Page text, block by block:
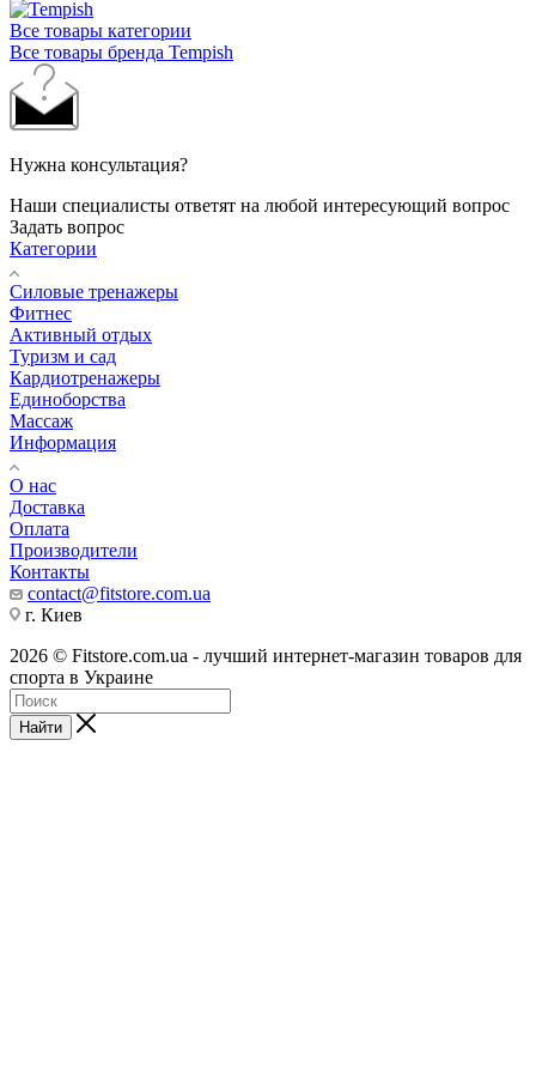
Все товары категории
Все товары бренда Tempish
Нужна консультация?
Наши специалисты ответят на любой интересующий вопрос
Задать вопрос
Категории
Силовые тренажеры
Фитнес
Активный отдых
Туризм и сад
Кардиотренажеры
Единоборства
Массаж
Информация
О нас
Доставка
Оплата
Производители
Контакты
contact@fitstore.com.ua
г. Киев
2026 © Fitstore.com.ua - лучший интернет-магазин товаров для
спорта в Украине
Найти